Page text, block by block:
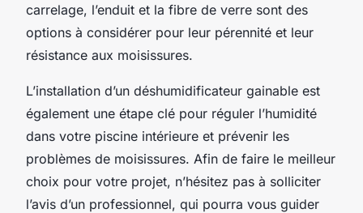
carrelage, l’enduit et la fibre de verre sont des
options à considérer pour leur pérennité et leur
résistance aux moisissures.
L’installation d’un déshumidificateur gainable est
également une étape clé pour réguler l’humidité
dans votre piscine intérieure et prévenir les
problèmes de moisissures. Afin de faire le meilleur
choix pour votre projet, n’hésitez pas à solliciter
l’avis d’un professionnel, qui pourra vous guider